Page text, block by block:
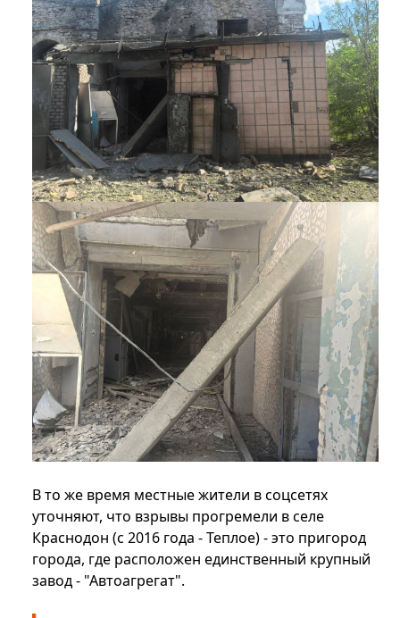
В то же время местные жители в соцсетях
уточняют, что взрывы прогремели в селе
Краснодон (с 2016 года - Теплое) - это пригород
города, где расположен единственный крупный
завод - "Автоагрегат".